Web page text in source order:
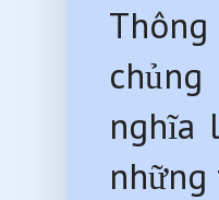
chủng
nghĩa